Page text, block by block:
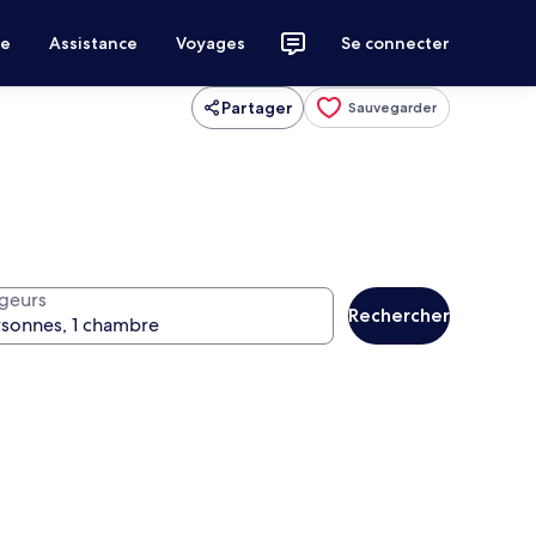
Assistance Voyages Se connecter
Partager Sauvegarder
Rechercher